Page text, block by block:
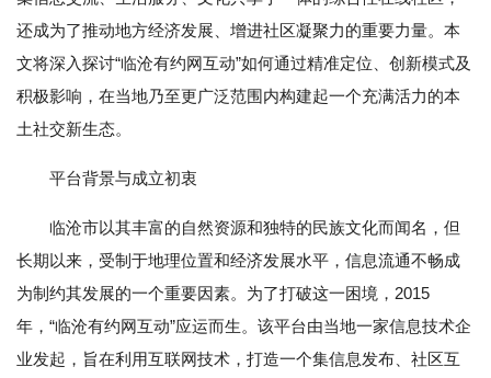
还成为了推动地方经济发展、增进社区凝聚力的重要力量。本
文将深入探讨“临沧有约网互动”如何通过精准定位、创新模式及
积极影响，在当地乃至更广泛范围内构建起一个充满活力的本
土社交新生态。
平台背景与成立初衷
临沧市以其丰富的自然资源和独特的民族文化而闻名，但
长期以来，受制于地理位置和经济发展水平，信息流通不畅成
为制约其发展的一个重要因素。为了打破这一困境，2015
年，“临沧有约网互动”应运而生。该平台由当地一家信息技术企
业发起，旨在利用互联网技术，打造一个集信息发布、社区互